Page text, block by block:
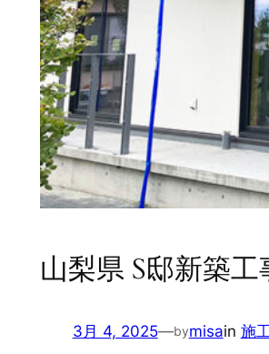
山梨県 S邸新築工
3月 4, 2025—bymisain 施